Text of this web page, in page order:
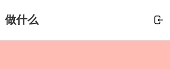
做什么